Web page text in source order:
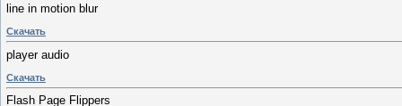
line in motion blur
Скачать
player audio
Скачать
Flash Page Flippers